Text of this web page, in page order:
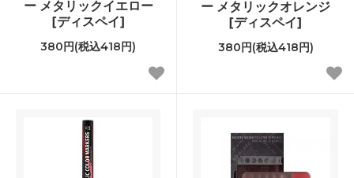
ー メタリックイエロー
[ディスペイ]
380円(税込418円)
ー メタリックオレンジ
[ディスペイ]
380円(税込418円)